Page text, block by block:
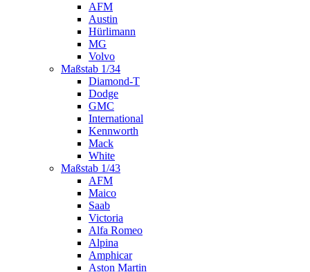
AFM
Austin
Hürlimann
MG
Volvo
Maßstab 1/34
Diamond-T
Dodge
GMC
International
Kennworth
Mack
White
Maßstab 1/43
AFM
Maico
Saab
Victoria
Alfa Romeo
Alpina
Amphicar
Aston Martin